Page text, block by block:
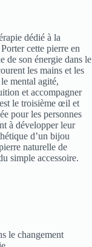
dédié à la
cette pierre en
de son énergie dans le
les mains et les
mental agité,
et accompagner
le troisième œil et
pour les personnes
à développer leur
d’un bijou
naturelle de
simple accessoire.
le changement